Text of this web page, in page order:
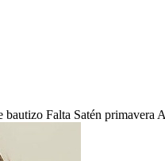
bautizo Falta Satén primavera